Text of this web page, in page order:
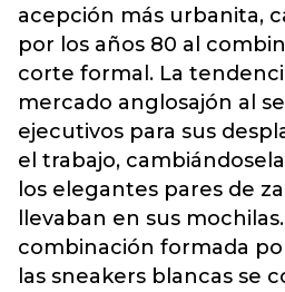
acepción más urbanita,
por los años 80 al
corte formal. La
mercado anglosajón al
ejecutivos para sus
el trabajo,
los elegantes pares de
llevaban en sus
combinación formada
las sneakers blancas se